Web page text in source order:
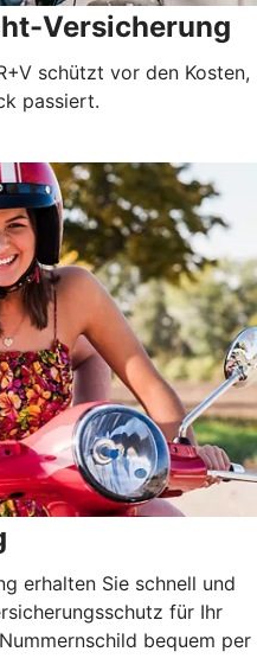
Versicherung
schützt vor den Kosten,
passiert.
erhalten Sie schnell und
für Ihr
bequem per